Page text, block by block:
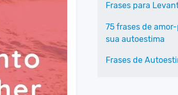
Frases para
75 frases de
sua autoestima
Frases de